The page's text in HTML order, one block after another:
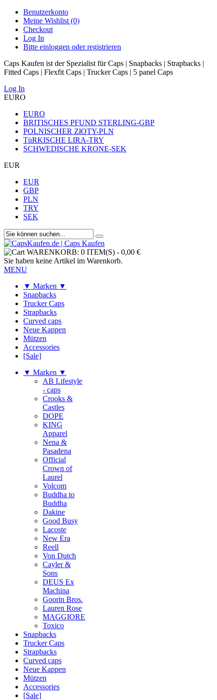
Benutzerkonto
Meine Wishlist (0)
Checkout
Log In
Bitte einloggen oder registrieren
Caps Kaufen ist der Spezialist für Caps | Snapbacks | Strapbacks |
Fitted Caps | Flexfit Caps | Trucker Caps | 5 panel Caps
Log In
EURO
EURO
BRITISCHES PFUND STERLING-GBP
POLNISCHER ZłOTY-PLN
TüRKISCHE LIRA-TRY
SCHWEDISCHE KRONE-SEK
EUR
EUR
GBP
PLN
TRY
SEK
WARENKORB: 0 ITEM(S) - 0,00 €
Sie haben keine Artikel im Warenkorb.
MENU
▼ Marken ▼
Snapbacks
Trucker Caps
Strapbacks
Curved caps
Neue Kappen
Mützen
Accessories
[Sale]
▼ Marken ▼
AB Lifestyle
- caps
Crooks &
Castles
DOPE
KING
Apparel
Nena &
Pasadena
Official
Crown of
Laurel
Volcom
Buddha to
Buddha
Dakine
Good Busy
Lacoste
New Era
Reell
Von Dutch
Cayler &
Sons
DEUS Ex
Machina
Goorin Bros.
Lauren Rose
MAGGIORE
Toxico
Snapbacks
Trucker Caps
Strapbacks
Curved caps
Neue Kappen
Mützen
Accessories
[Sale]